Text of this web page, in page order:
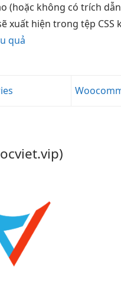
(hoặc không có trích
xuất hiện trong tệp CSS
quả